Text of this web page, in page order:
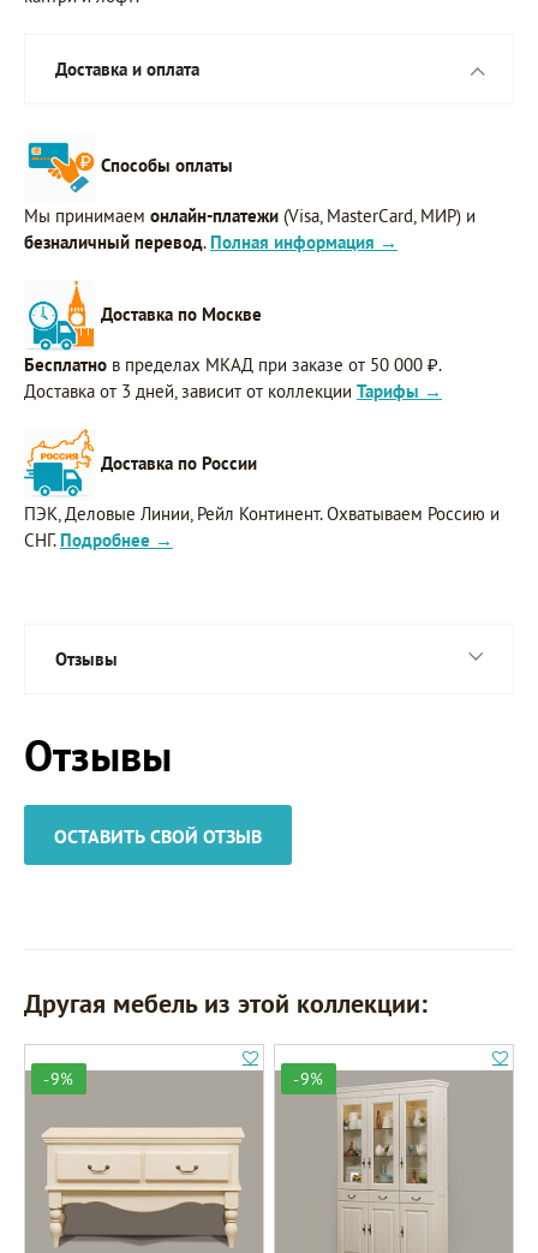
Доставка и оплата
Способы оплаты
Мы принимаем онлайн-платежи (Visa, MasterCard, МИР) и
безналичный перевод. Полная информация →
Доставка по Москве
Бесплатно в пределах МКАД при заказе от 50 000 ₽.
Доставка от 3 дней, зависит от коллекции Тарифы →
Доставка по России
ПЭК, Деловые Линии, Рейл Континент. Охватываем Россию и
СНГ. Подробнее →
Отзывы
Отзывы
ОСТАВИТЬ СВОЙ ОТЗЫВ
Другая мебель из этой коллекции:
-9% -9%